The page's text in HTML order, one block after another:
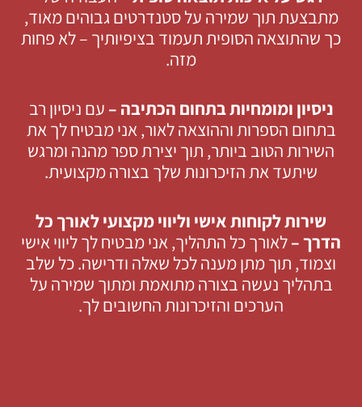
מתבצעת תוך שמירה על סטנדרטים גבוהים מאוד,
כך שהתוצאה הסופית תעמוד בציפיותיך – לא פחות
מזה.
ניסיון ומומחיות בתחום הכתיבה – עם ניסיון רב
בתחום הספרות וההוצאה לאור, אני מבטיח לך את
השירות הטוב ביותר, תוך יצירת ספר מהנה ומרגש
שיתעד את הזיכרונות שלך בצורה מקצועית.
שירות לקוחות אישי וליווי מקצועי לאורך כל
הדרך –לאורך כל התהליך, אני מבטיח לך ליווי אישי
וצמוד, תוך מתן מענה לכל שאלה ודרישה. כל שלב
בתהליך נעשה בצורה מתואמת ומתוך שמירה על
הערכים והזיכרונות החשובים לך.